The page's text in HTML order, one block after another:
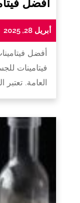
أفضل
أبريل 28, 2025
أفضل
فيتامينات
العامة.